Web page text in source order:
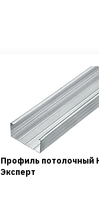
Профиль потолочный
Эксперт